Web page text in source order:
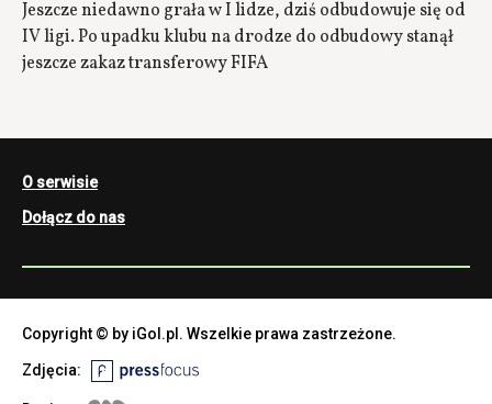
Jeszcze niedawno grała w I lidze, dziś odbudowuje się od
IV ligi. Po upadku klubu na drodze do odbudowy stanął
jeszcze zakaz transferowy FIFA
O serwisie
Dołącz do nas
Copyright © by iGol.pl. Wszelkie prawa zastrzeżone.
Zdjęcia: